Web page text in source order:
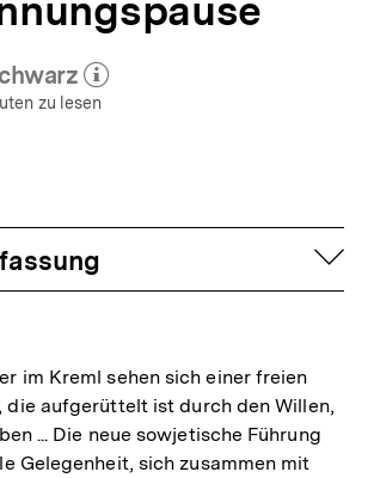
zum Autor)
öffnen
zu lesen
im Kreml sehen sich einer freien
die aufgerüttelt ist durch den Willen,
... Die neue sowjetische Führung
Gelegenheit, sich zusammen mit